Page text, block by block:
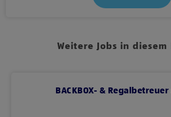
Weitere Jobs in diesem
BACKBOX- &